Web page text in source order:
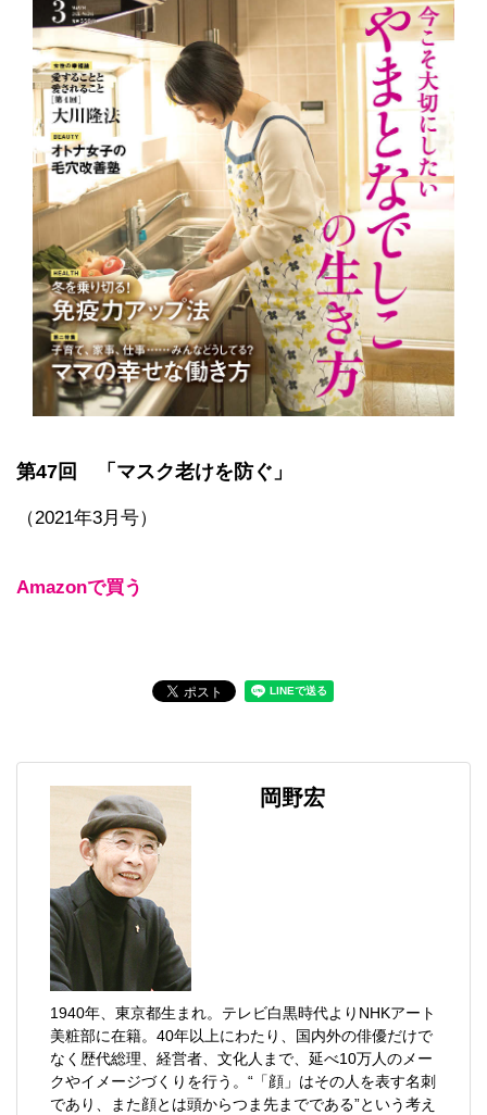
第47回 「マスク老けを防ぐ」
（2021年3月号）
Amazonで買う
岡野宏
1940年、東京都生まれ。テレビ白黒時代よりNHKアート
美粧部に在籍。40年以上にわたり、国内外の俳優だけで
なく歴代総理、経営者、文化人まで、延べ10万人のメー
クやイメージづくりを行う。“「顔」はその人を表す名刺
であり、また顔とは頭からつま先までである”という考え